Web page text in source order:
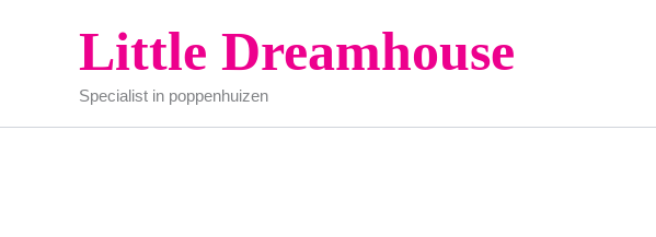
Little Dreamhouse
Specialist in poppenhuizen